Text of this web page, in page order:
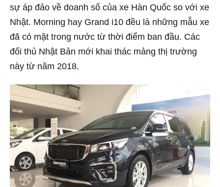
sự áp đảo về doanh số của xe Hàn Quốc so với xe
Nhật. Morning hay Grand i10 đều là những mẫu xe
đã có mặt trong nước từ thời điểm ban đầu. Các
đối thủ Nhật Bản mới khai thác mảng thị trường
này từ năm 2018.